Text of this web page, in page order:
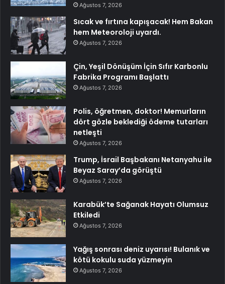
Ağustos 7, 2026
Sıcak ve fırtına kapışacak! Hem Bakan
hem Meteoroloji uyardı.
Ağustos 7, 2026
Çin, Yeşil Dönüşüm İçin Sıfır Karbonlu
Fabrika Programı Başlattı
Ağustos 7, 2026
Polis, öğretmen, doktor! Memurların
dört gözle beklediği ödeme tutarları
netleşti
Ağustos 7, 2026
Trump, İsrail Başbakanı Netanyahu ile
Beyaz Saray’da görüştü
Ağustos 7, 2026
Karabük’te Sağanak Hayatı Olumsuz
Etkiledi
Ağustos 7, 2026
Yağış sonrası deniz uyarısı! Bulanık ve
kötü kokulu suda yüzmeyin
Ağustos 7, 2026